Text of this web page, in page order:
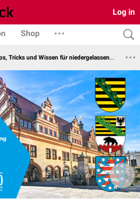
Log in
Shop
Praxisärzte-Blog: Tipps, Tricks und Wissen für niedergelassene Ärzte vom Virchowbund